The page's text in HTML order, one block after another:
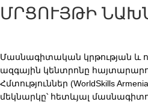
ՄՐՑՈՒՅԹԻ
Մասնագիտական կրթության և
ազգային կենտրոնը
Հմտություններ (WorldSkills
մեկնարկը՝ հետևյալ